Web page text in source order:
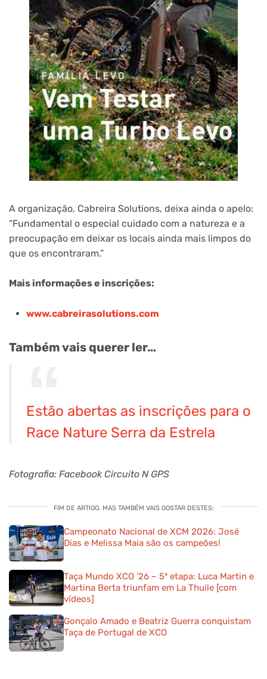
A organização, Cabreira Solutions, deixa ainda o apelo:
“Fundamental o especial cuidado com a natureza e a
preocupação em deixar os locais ainda mais limpos do
que os encontraram.”
Mais informações e inscrições:
www.cabreirasolutions.com
Também vais querer ler…
Estão abertas as inscrições para o
Race Nature Serra da Estrela
Fotografia: Facebook Circuito N GPS
FIM DE ARTIGO. MAS TAMBÉM VAIS GOSTAR DESTES:
Campeonato Nacional de XCM 2026: José
Dias e Melissa Maia são os campeões!
Taça Mundo XCO ’26 – 5ª etapa: Luca Martin e
Martina Berta triunfam em La Thuile [com
vídeos]
Gonçalo Amado e Beatriz Guerra conquistam
Taça de Portugal de XCO